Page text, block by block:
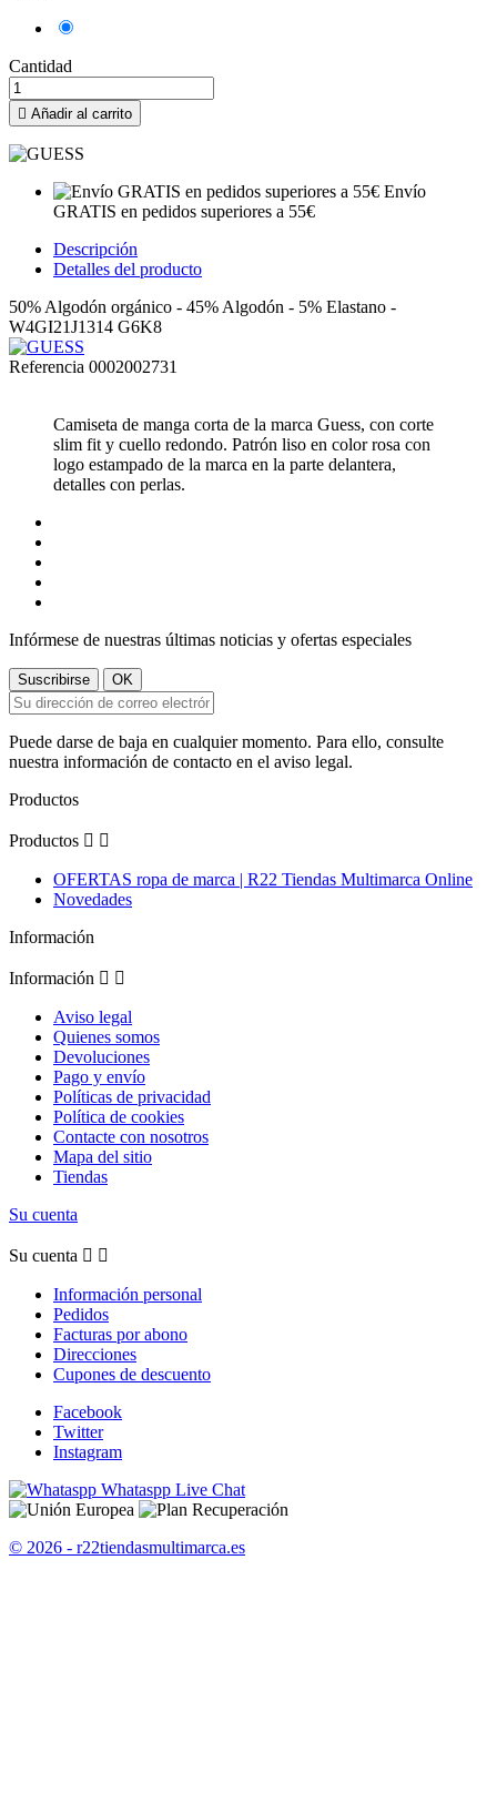
Cantidad
 Añadir al carrito
Envío
GRATIS en pedidos superiores a 55€
Descripción
Detalles del producto
50% Algodón orgánico - 45% Algodón - 5% Elastano -
W4GI21J1314 G6K8
Referencia 0002002731
Camiseta de manga corta de la marca Guess, con corte
slim fit y cuello redondo. Patrón liso en color rosa con
logo estampado de la marca en la parte delantera,
detalles con perlas.
Infórmese de nuestras últimas noticias y ofertas especiales
Puede darse de baja en cualquier momento. Para ello, consulte
nuestra información de contacto en el aviso legal.
Productos
Productos  
OFERTAS ropa de marca | R22 Tiendas Multimarca Online
Novedades
Información
Información  
Aviso legal
Quienes somos
Devoluciones
Pago y envío
Políticas de privacidad
Política de cookies
Contacte con nosotros
Mapa del sitio
Tiendas
Su cuenta
Su cuenta  
Información personal
Pedidos
Facturas por abono
Direcciones
Cupones de descuento
Facebook
Twitter
Instagram
Whataspp Live Chat
© 2026 - r22tiendasmultimarca.es